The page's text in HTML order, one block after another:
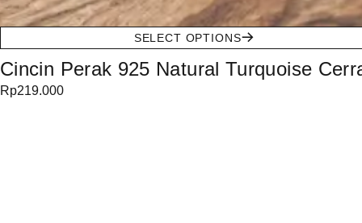
SELECT OPTIONS
Cincin Perak 925 Natural Turquoise
Rp219.000